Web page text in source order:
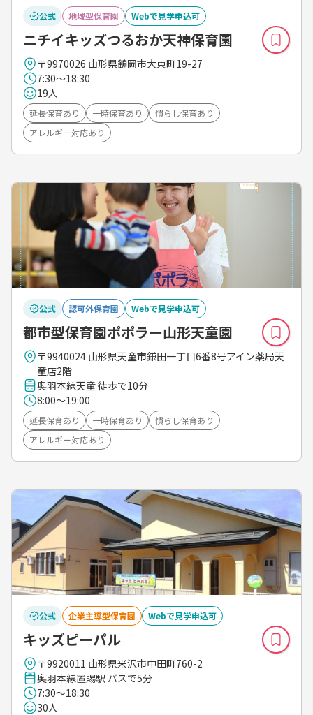
公式 地域型保育園 Webで見学申込可
ニチイキッズつるおか天神保育園
〒9970026 山形県鶴岡市大東町19-27
7:30～18:30
19人
延長保育あり 一時保育あり
慣らし保育あり
アレルギー対応あり
公式 認可外保育園 Webで見学申込可
都市型保育園ポポラー山形天童園
〒9940024 山形県天童市鎌田一丁目6番8号アイン薬局天
童店2階
奥羽本線天童 徒歩で10分
8:00～19:00
延長保育あり 一時保育あり
慣らし保育あり
アレルギー対応あり
公式 企業主導型保育園 Webで見学申込可
キッズピーパル
〒9920011 山形県米沢市中田町760-2
奥羽本線置賜駅 バスで5分
7:30～18:30
30人